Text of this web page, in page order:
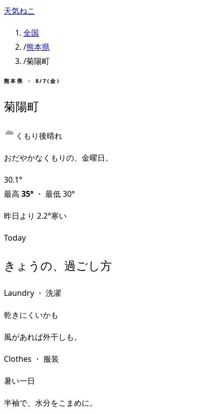
天気ねこ
全国
/熊本県
/菊陽町
熊本県 ・ 8/7(金)
菊陽町
くもり後晴れ
おだやかなくもりの、金曜日。
30.1°
最高 35° ・ 最低30°
昨日より 2.2°寒い
Today
きょうの、過ごし方
Laundry ・ 洗濯
乾きにくいかも
風があれば外干しも。
Clothes ・ 服装
暑い一日
半袖で、水分をこまめに。